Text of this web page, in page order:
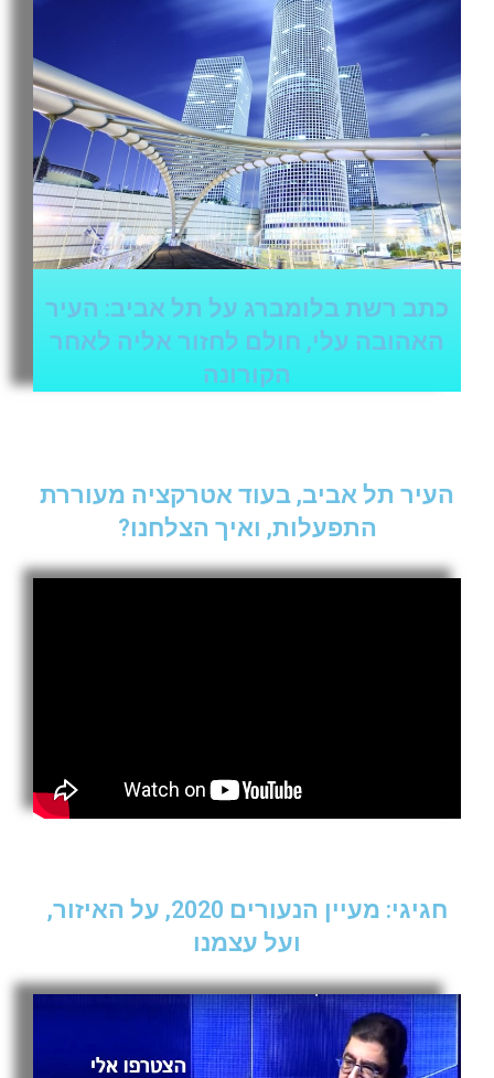
כתב רשת בלומברג על תל אביב: העיר
האהובה עלי, חולם לחזור אליה לאחר
הקורונה
העיר תל אביב, בעוד אטרקציה מעוררת
התפעלות, ואיך הצלחנו?
חגיגי: מעיין הנעורים 2020, על האיזור,
ועל עצמנו